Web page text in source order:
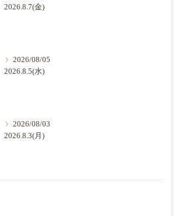
2026.8.7(金)
2026/08/05
2026.8.5(水)
2026/08/03
2026.8.3(月)